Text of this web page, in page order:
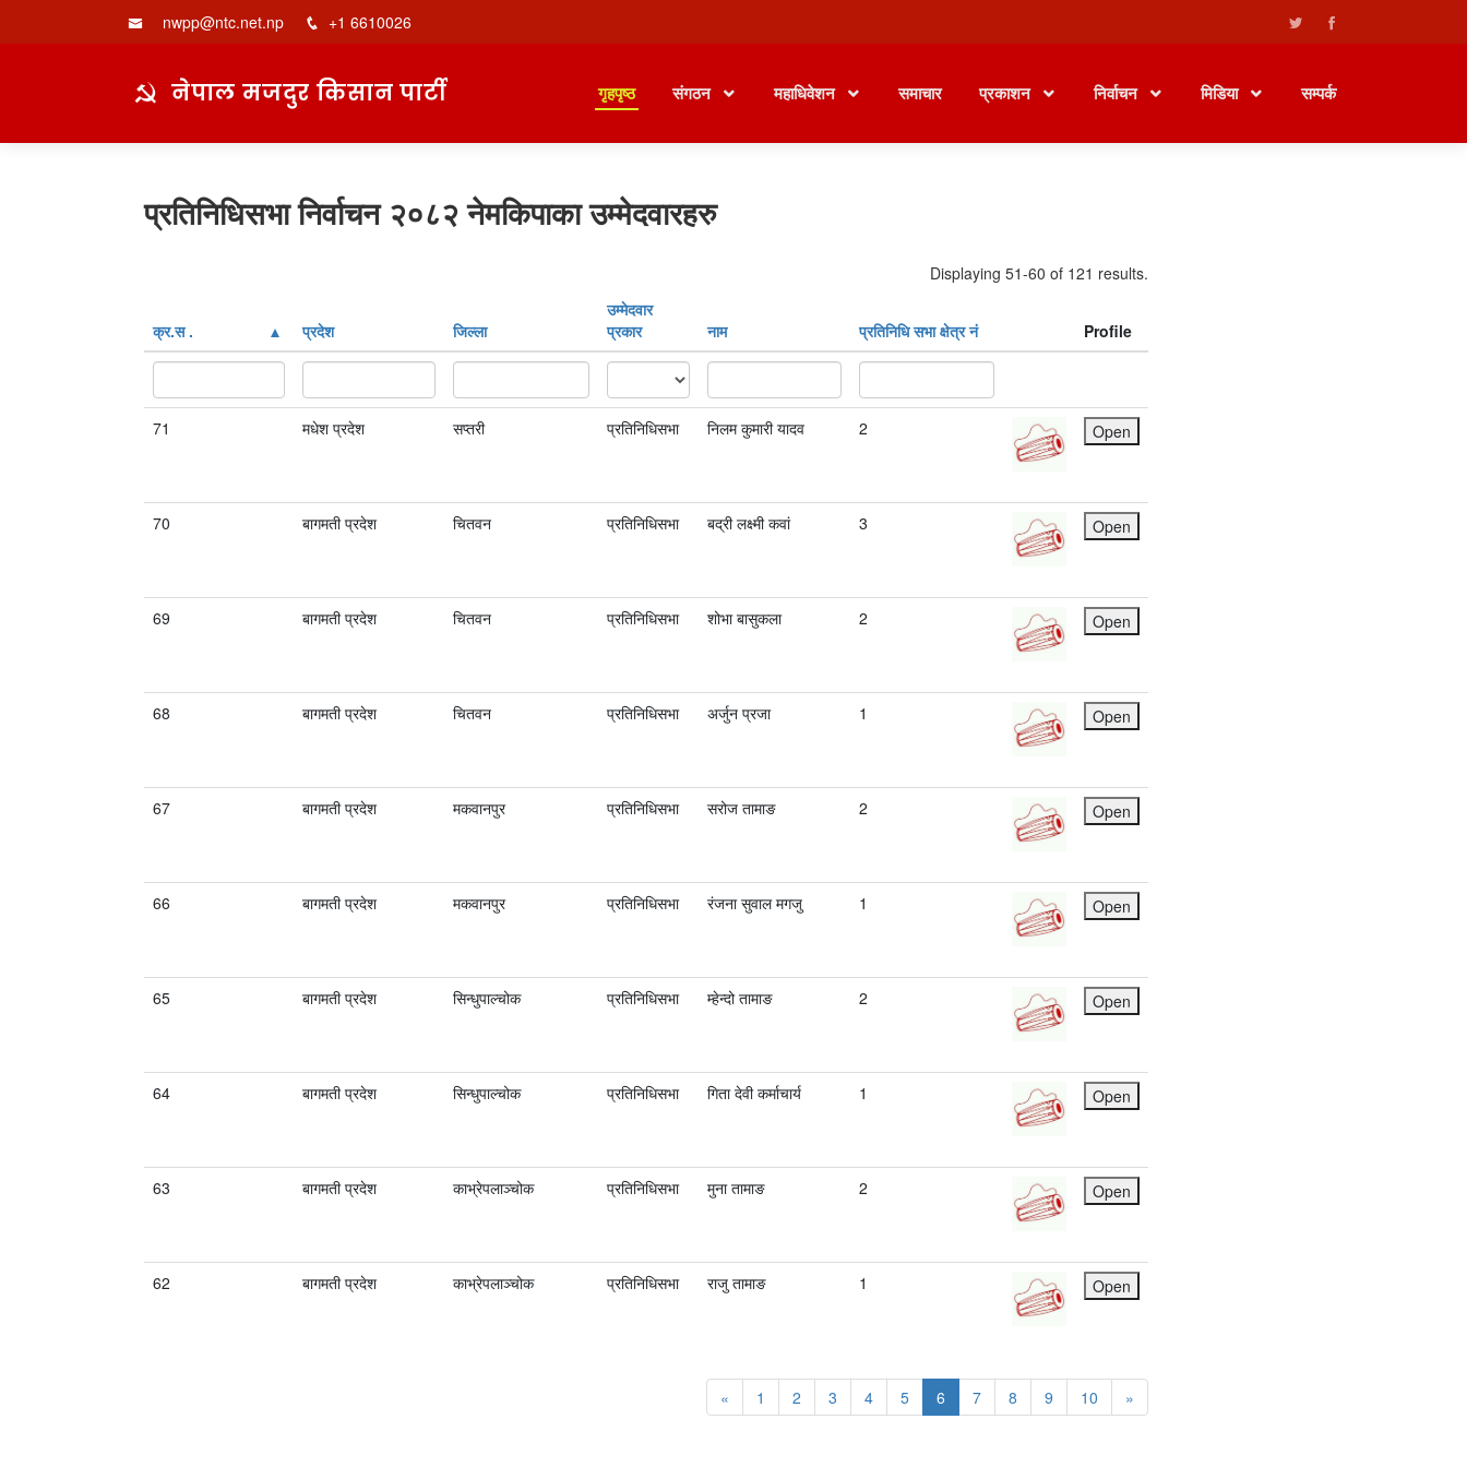
nwpp@ntc.net.np +1 6610026
नेपाल मजदुर किसान पार्टी गृहपृष्ठ संगठन महाधिवेशन समाचार प्रकाशन निर्वाचन मिडिया सम्पर्क
प्रतिनिधिसभा निर्वाचन २०८२ नेमकिपाका उम्मेदवारहरु
Displaying 51-60 of 121 results.
क्र‍.स‌ . प्रदेश जिल्ला
उम्मेदवार
प्रकार
नाम प्रतिनिधि सभा क्षेत्र नं Profile
71 मधेश प्रदेश सप्तरी प्रतिनिधिसभा निलम कुमारी यादव 2 Open
70 बागमती प्रदेश चितवन प्रतिनिधिसभा बद्री लक्ष्मी कवां 3 Open
69 बागमती प्रदेश चितवन प्रतिनिधिसभा शोभा बासुकला 2 Open
68 बागमती प्रदेश चितवन प्रतिनिधिसभा अर्जुन प्रजा 1 Open
67 बागमती प्रदेश मकवानपुर प्रतिनिधिसभा सरोज तामाङ 2 Open
66 बागमती प्रदेश मकवानपुर प्रतिनिधिसभा रंजना सुवाल मगजु 1 Open
65 बागमती प्रदेश सिन्धुपाल्चोक प्रतिनिधिसभा म्हेन्दो तामाङ 2 Open
64 बागमती प्रदेश सिन्धुपाल्चोक प्रतिनिधिसभा गिता देवी कर्माचार्य 1 Open
63 बागमती प्रदेश काभ्रेपलाञ्चोक प्रतिनिधिसभा मुना तामाङ 2 Open
62 बागमती प्रदेश काभ्रेपलाञ्चोक प्रतिनिधिसभा राजु तामाङ 1 Open
« 1 2 3 4 5 6 7 8 9 10 »